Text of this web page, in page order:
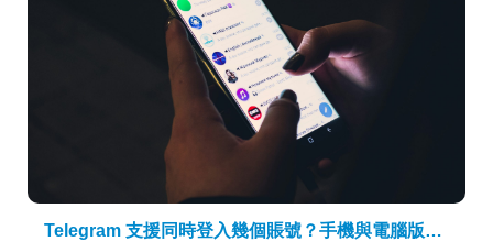
Telegram 支援同時登入幾個賬號？手機與電腦版限制一次講清